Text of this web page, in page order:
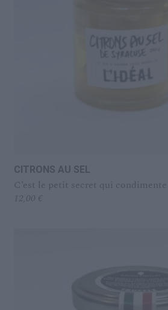
CITRONS AU SEL
C’est le petit secret qui condimente
12,00 €